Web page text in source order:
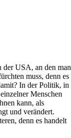
der USA, an den man
muss, denn es
In der Politik, in
Menschen
kann, als
und verändert.
denn es handelt